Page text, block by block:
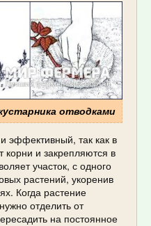
отводками
эффективный, так как в
корни и закрепляются в
участок, с одного
растений, укоренив
Когда растение
отделить от
на постоянное